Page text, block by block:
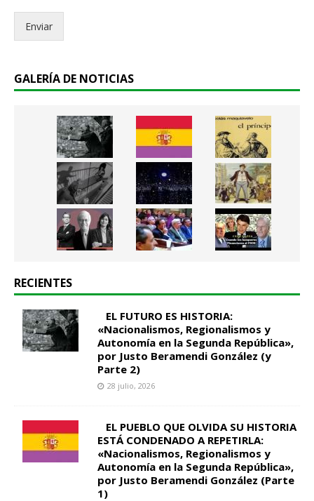
c
.
Enviar
GALERÍA DE NOTICIAS
RECIENTES
EL FUTURO ES HISTORIA:
«Nacionalismos, Regionalismos y
Autonomía en la Segunda República»,
por Justo Beramendi González (y
Parte 2)
28 julio, 2026
EL PUEBLO QUE OLVIDA SU HISTORIA
ESTÁ CONDENADO A REPETIRLA:
«Nacionalismos, Regionalismos y
Autonomía en la Segunda República»,
por Justo Beramendi González (Parte
1)